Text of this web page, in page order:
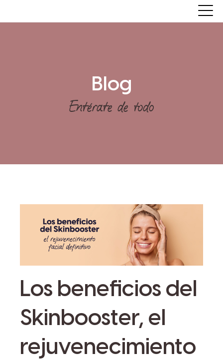
Blog
Entérate de todo
Los beneficios del
Skinbooster, el
rejuvenecimiento